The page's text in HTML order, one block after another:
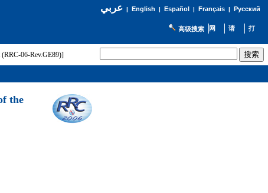
عربي| English | Español | Français| Русский
高级搜索
(RRC-06-Rev.GE89)]
the